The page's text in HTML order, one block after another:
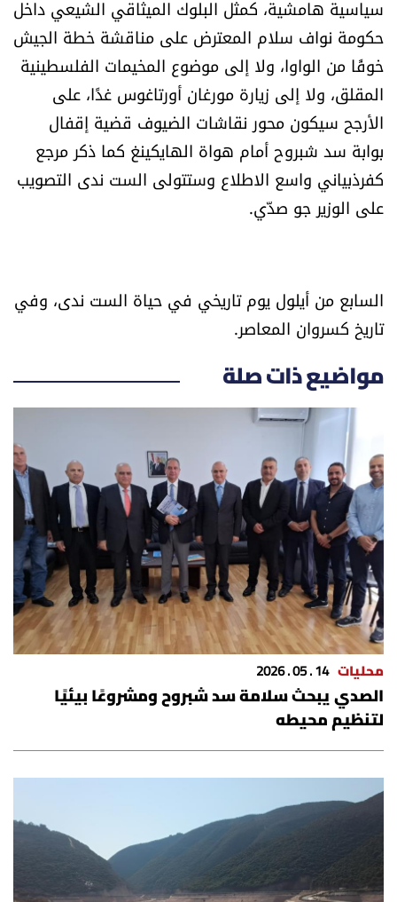
سياسية هامشية، كمثل البلوك الميثاقي الشيعي داخل
حكومة نواف سلام المعترض على مناقشة خطة الجيش
خوفًا من الواوا، ولا إلى موضوع المخيمات الفلسطينية
المقلق، ولا إلى زيارة مورغان أورتاغوس غدًا، على
الأرجح سيكون محور نقاشات الضيوف قضية إقفال
بوابة سد شبروح أمام هواة الهايكينغ كما ذكر مرجع
كفرذبياني واسع الاطلاع وستتولى الست ندى التصويب
على الوزير جو صدّي.
السابع من أيلول يوم تاريخي في حياة الست ندى، وفي
تاريخ كسروان المعاصر.
مواضيع ذات صلة
محليات 14 . 05 . 2026
الصدي يبحث سلامة سد شبروح ومشروعًا بيئيًا
لتنظيم محيطه